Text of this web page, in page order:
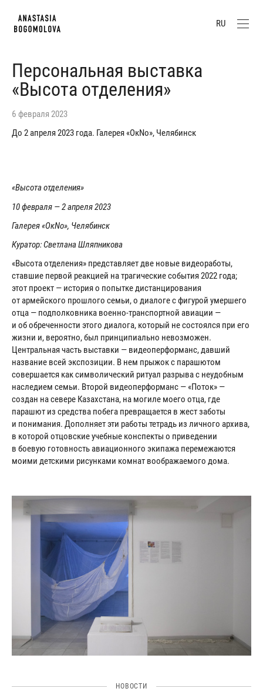
RU
Персональная выставка
«Высота отделения»
6 февраля 2023
До 2 апреля 2023 года. Галерея «ОкNо», Челябинск
«Высота отделения»
10 февраля — 2 апреля 2023
Галерея «ОкNо», Челябинск
Куратор: Светлана Шляпникова
«Высота отделения» представляет две новые видеоработы,
ставшие первой реакцией на трагические события 2022 года;
этот проект — история о попытке дистанцирования
от армейского прошлого семьи, о диалоге с фигурой умершего
отца — подполковника военно-транспортной авиации —
и об обреченности этого диалога, который не состоялся при его
жизни и, вероятно, был принципиально невозможен.
Центральная часть выставки — видеоперформанс, давший
название всей экспозиции. В нем прыжок с парашютом
совершается как символический ритуал разрыва с неудобным
наследием семьи. Второй видеоперформанс — «Поток» —
создан на севере Казахстана, на могиле моего отца, где
парашют из средства побега превращается в жест заботы
и понимания. Дополняет эти работы тетрадь из личного архива,
в которой отцовские учебные конспекты о приведении
в боевую готовность авиационного экипажа перемежаются
моими детскими рисунками комнат воображаемого дома.
НОВОСТИ